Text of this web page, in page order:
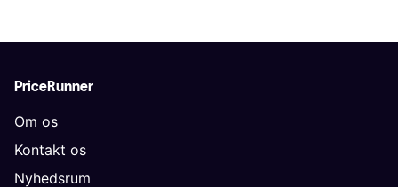
PriceRunner
Om os
Kontakt os
Nyhedsrum